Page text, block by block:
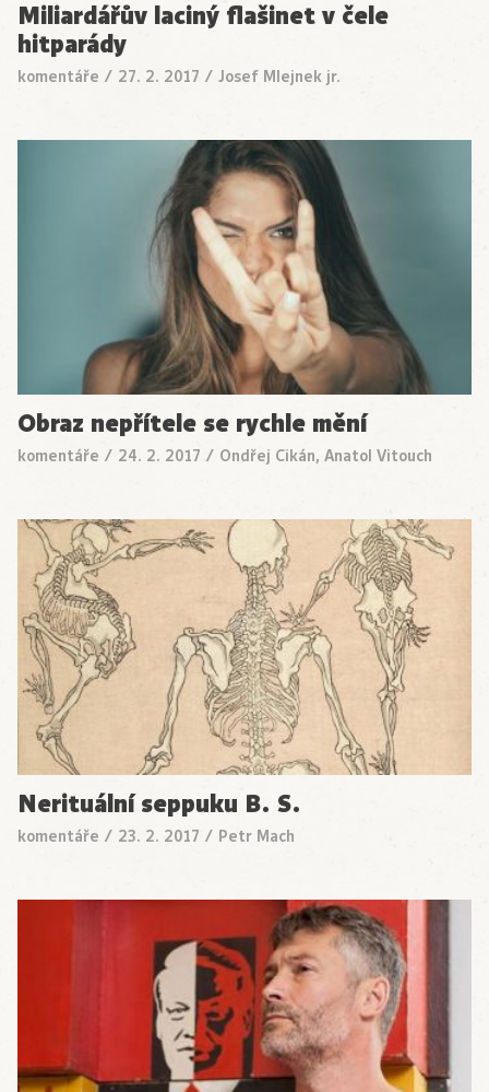
Miliardářův laciný flašinet v čele
hitparády
komentáře / 27. 2. 2017 / Josef Mlejnek jr.
Obraz nepřítele se rychle mění
komentáře / 24. 2. 2017 / Ondřej Cikán, Anatol Vitouch
Nerituální seppuku B. S.
komentáře / 23. 2. 2017 / Petr Mach